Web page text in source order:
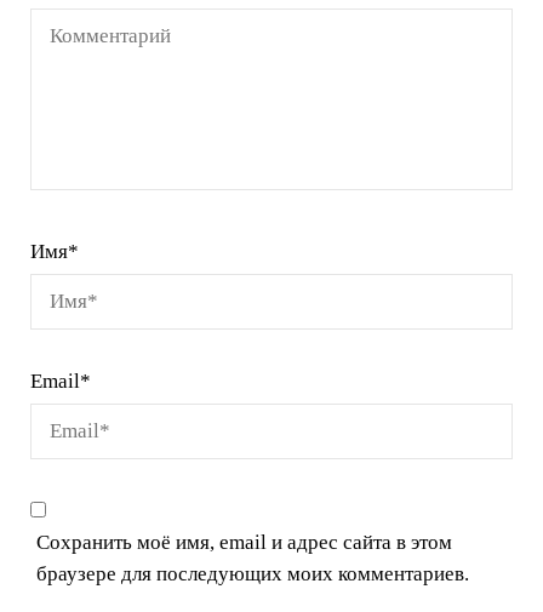
Имя*
Email*
Сохранить моё имя, email и адрес сайта в этом
браузере для последующих моих комментариев.